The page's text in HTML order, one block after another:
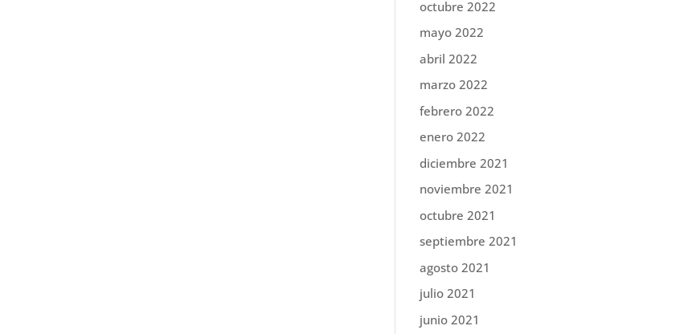
octubre 2022
mayo 2022
abril 2022
marzo 2022
febrero 2022
enero 2022
diciembre 2021
noviembre 2021
octubre 2021
septiembre 2021
agosto 2021
julio 2021
junio 2021